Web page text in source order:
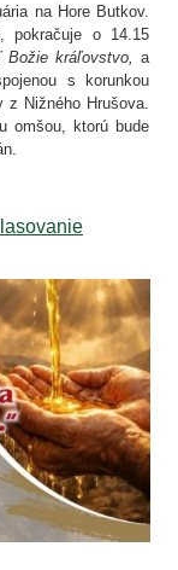
na Hore Butkov.
pokračuje o 14.15
Božie kráľovstvo, a
s korunkou
z Nižného Hrušova.
omšou, ktorú bude